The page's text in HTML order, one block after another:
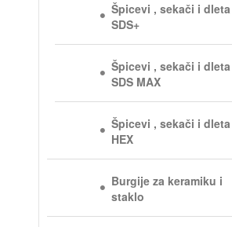
Špicevi , sekači i dleta
SDS+
Špicevi , sekači i dleta
SDS MAX
Špicevi , sekači i dleta
HEX
Burgije za keramiku i
staklo